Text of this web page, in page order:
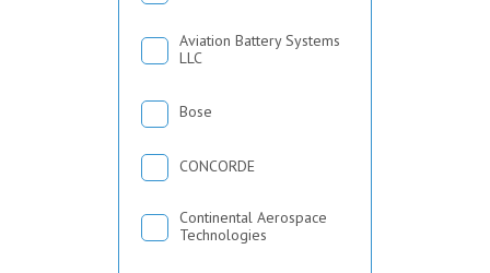
Aviation Battery Systems
LLC
Bose
CONCORDE
Continental Aerospace
Technologies